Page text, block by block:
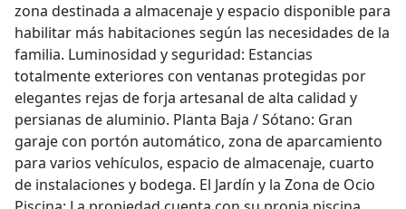
zona destinada a almacenaje y espacio disponible para
habilitar más habitaciones según las necesidades de la
familia. Luminosidad y seguridad: Estancias
totalmente exteriores con ventanas protegidas por
elegantes rejas de forja artesanal de alta calidad y
persianas de aluminio. Planta Baja / Sótano: Gran
garaje con portón automático, zona de aparcamiento
para varios vehículos, espacio de almacenaje, cuarto
de instalaciones y bodega. El Jardín y la Zona de Ocio